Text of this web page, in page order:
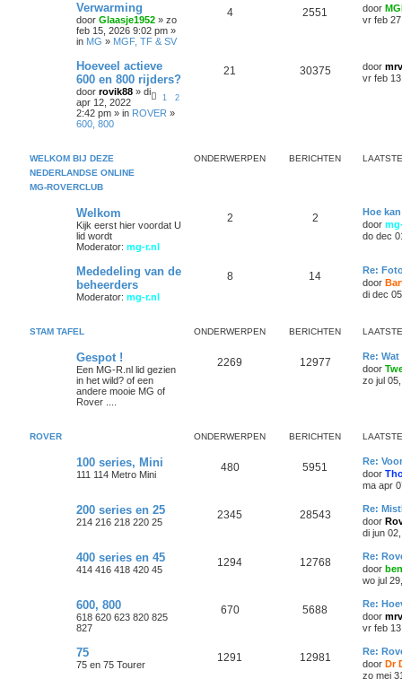
Verwarming
door Glaasje1952 » zo
feb 15, 2026 9:02 pm »
in MG » MGF, TF & SV
4 2551 door
vr feb
Hoeveel actieve
600 en 800 rijders?
1 2
door rovik88 » di
apr 12, 2022
2:42 pm » in ROVER »
600, 800
21 30375 door
vr feb
WELKOM BIJ DEZE
NEDERLANDSE ONLINE
MG-ROVERCLUB
ONDERWERPEN BERICHTEN
Welkom
Kijk eerst hier voordat U
lid wordt
Moderator: mg-r.nl
2 2
Hoe
door
do dec
Mededeling van de
beheerders
Moderator: mg-r.nl
8 14
Re:
door
di dec
STAM TAFEL ONDERWERPEN BERICHTEN
Gespot !
Een MG-R.nl lid gezien
in het wild? of een
andere mooie MG of
Rover ....
2269 12977
Re:
door
zo jul
ROVER ONDERWERPEN BERICHTEN
100 series, Mini
111 114 Metro Mini
480 5951
Re:
door
ma apr
200 series en 25
214 216 218 220 25
2345 28543
Re:
door
di jun
400 series en 45
414 416 418 420 45
1294 12768
Re:
door
wo jul
600, 800
618 620 623 820 825
827
670 5688
Re:
door
vr feb
75
75 en 75 Tourer
1291 12981
Re:
door Dr
zo mei